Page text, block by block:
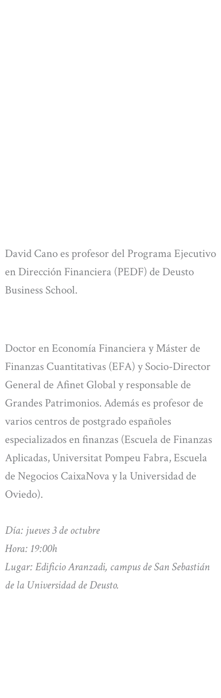
David Cano es profesor del Programa Ejecutivo
en Dirección Financiera (PEDF) de Deusto
Business School.
Doctor en Economía Financiera y Máster de
Finanzas Cuantitativas (EFA) y Socio-Director
General de Afinet Global y responsable de
Grandes Patrimonios. Además es profesor de
varios centros de postgrado españoles
especializados en finanzas (Escuela de Finanzas
Aplicadas, Universitat Pompeu Fabra, Escuela
de Negocios CaixaNova y la Universidad de
Oviedo).
Día: jueves 3 de octubre
Hora: 19:00h
Lugar: Edificio Aranzadi, campus de San Sebastián
de la Universidad de Deusto.